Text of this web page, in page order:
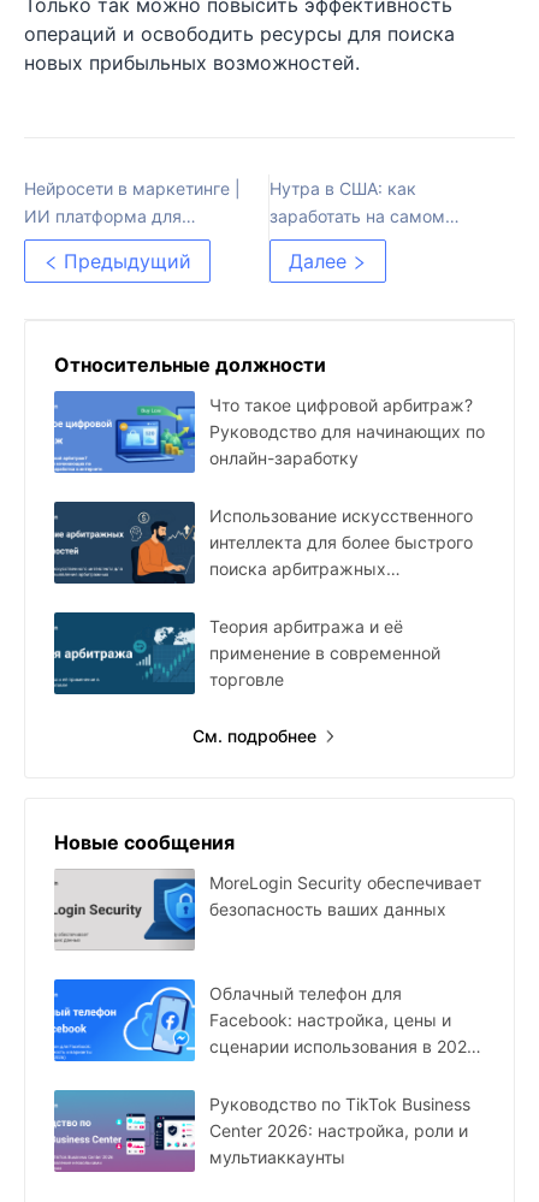
Только так можно повысить эффективность
операций и освободить ресурсы для поиска
новых прибыльных возможностей.
Нейросети в маркетинге |
ИИ платформа для
бизнеса
Предыдущий
Нутра в США: как
заработать на самом
жирном рынке мира
Далее
Относительные должности
Что такое цифровой арбитраж?
Руководство для начинающих по
онлайн-заработку
Использование искусственного
интеллекта для более быстрого
поиска арбитражных
Теория арбитража и её
применение в современной
торговле
См. подробнее
Новые сообщения
MoreLogin Security обеспечивает
безопасность ваших данных
Облачный телефон для
Facebook: настройка, цены и
сценарии использования в 2026
Руководство по TikTok Business
Center 2026: настройка, роли и
мультиаккаунты